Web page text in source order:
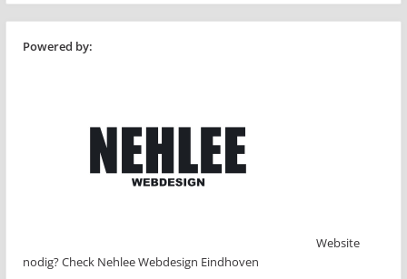
Powered by:
Website
nodig? Check Nehlee Webdesign Eindhoven